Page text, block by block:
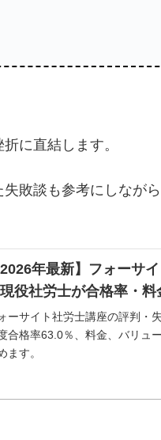
に直結します。
敗談も参考にしなが
2026年最新】フォーサ
役社労士が合格率・
ーサイト社労士講座の評判・
合格率63.0％、料金、バリュ
ます。